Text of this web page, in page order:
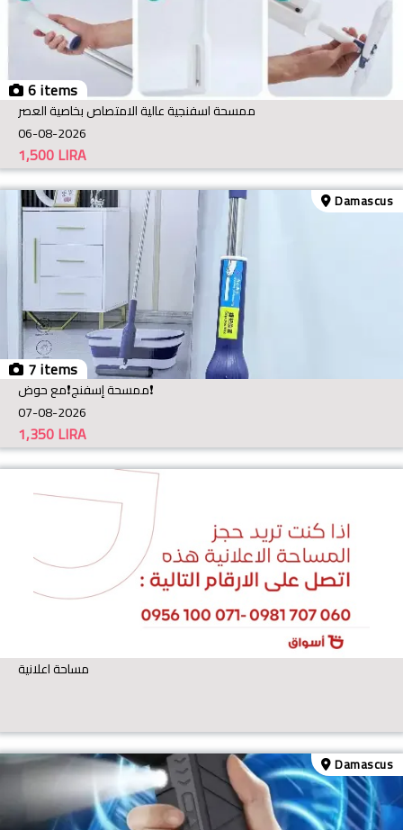
6 items
ممسحة اسفنجية عالية الامتصاص بخاصية العصر
06-08-2026
LIRA
1,500
7 items
Damascus
ممسحة إسفنج❗️مع حوض❗️
07-08-2026
LIRA
1,350
مساحة اعلانية
Damascus